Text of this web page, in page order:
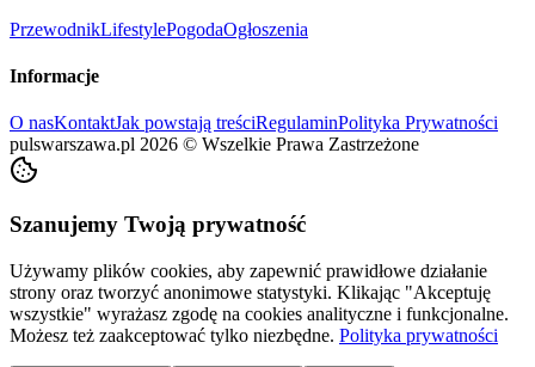
PrzewodnikLifestylePogodaOgłoszenia
Informacje
O nasKontaktJak powstają treściRegulaminPolityka Prywatności
pulswarszawa.pl 2026 © Wszelkie Prawa Zastrzeżone
Szanujemy Twoją prywatność
Używamy plików cookies, aby zapewnić prawidłowe działanie
strony oraz tworzyć anonimowe statystyki. Klikając "Akceptuję
wszystkie" wyrażasz zgodę na cookies analityczne i funkcjonalne.
Możesz też zaakceptować tylko niezbędne. Polityka prywatności